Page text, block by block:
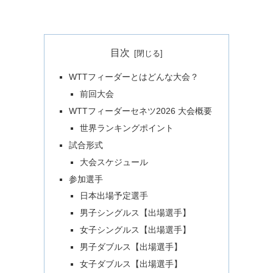
目次
WTTフィーダーとはどんな大会？
前回大会
WTTフィーダーセネツ2026 大会概要
世界ランキングポイント
試合形式
大会スケジュール
参加選手
日本出場予定選手
男子シングルス【出場選手】
女子シングルス【出場選手】
男子ダブルス【出場選手】
女子ダブルス【出場選手】